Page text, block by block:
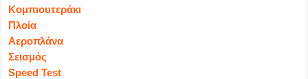
Κομπιουτεράκι
Πλοία
Αεροπλάνα
Σεισμός
Speed Test